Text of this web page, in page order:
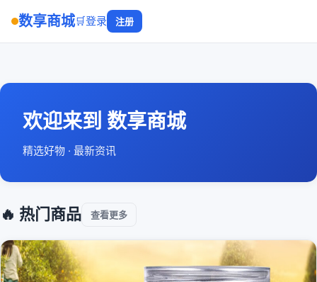
数享商城🛒登录 注册
欢迎来到 数享商城
精选好物 · 最新资讯
🔥 热门商品 查看更多